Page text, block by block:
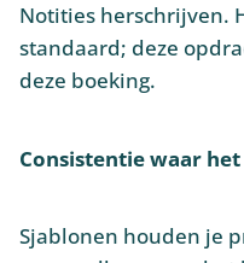
Notities herschrijven.
standaard; deze
deze boeking.
Consistentie waar
Sjablonen houden je